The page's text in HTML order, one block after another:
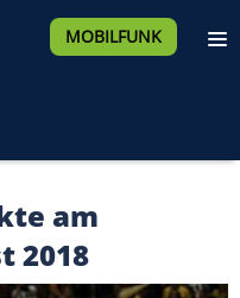
MOBILFUNK
am
2018